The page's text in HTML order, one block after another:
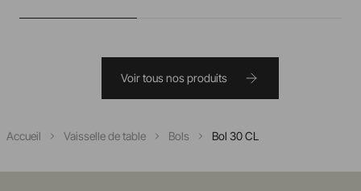
Voir tous nos produits
Accueil Vaisselle de table Bols Bol 30 CL